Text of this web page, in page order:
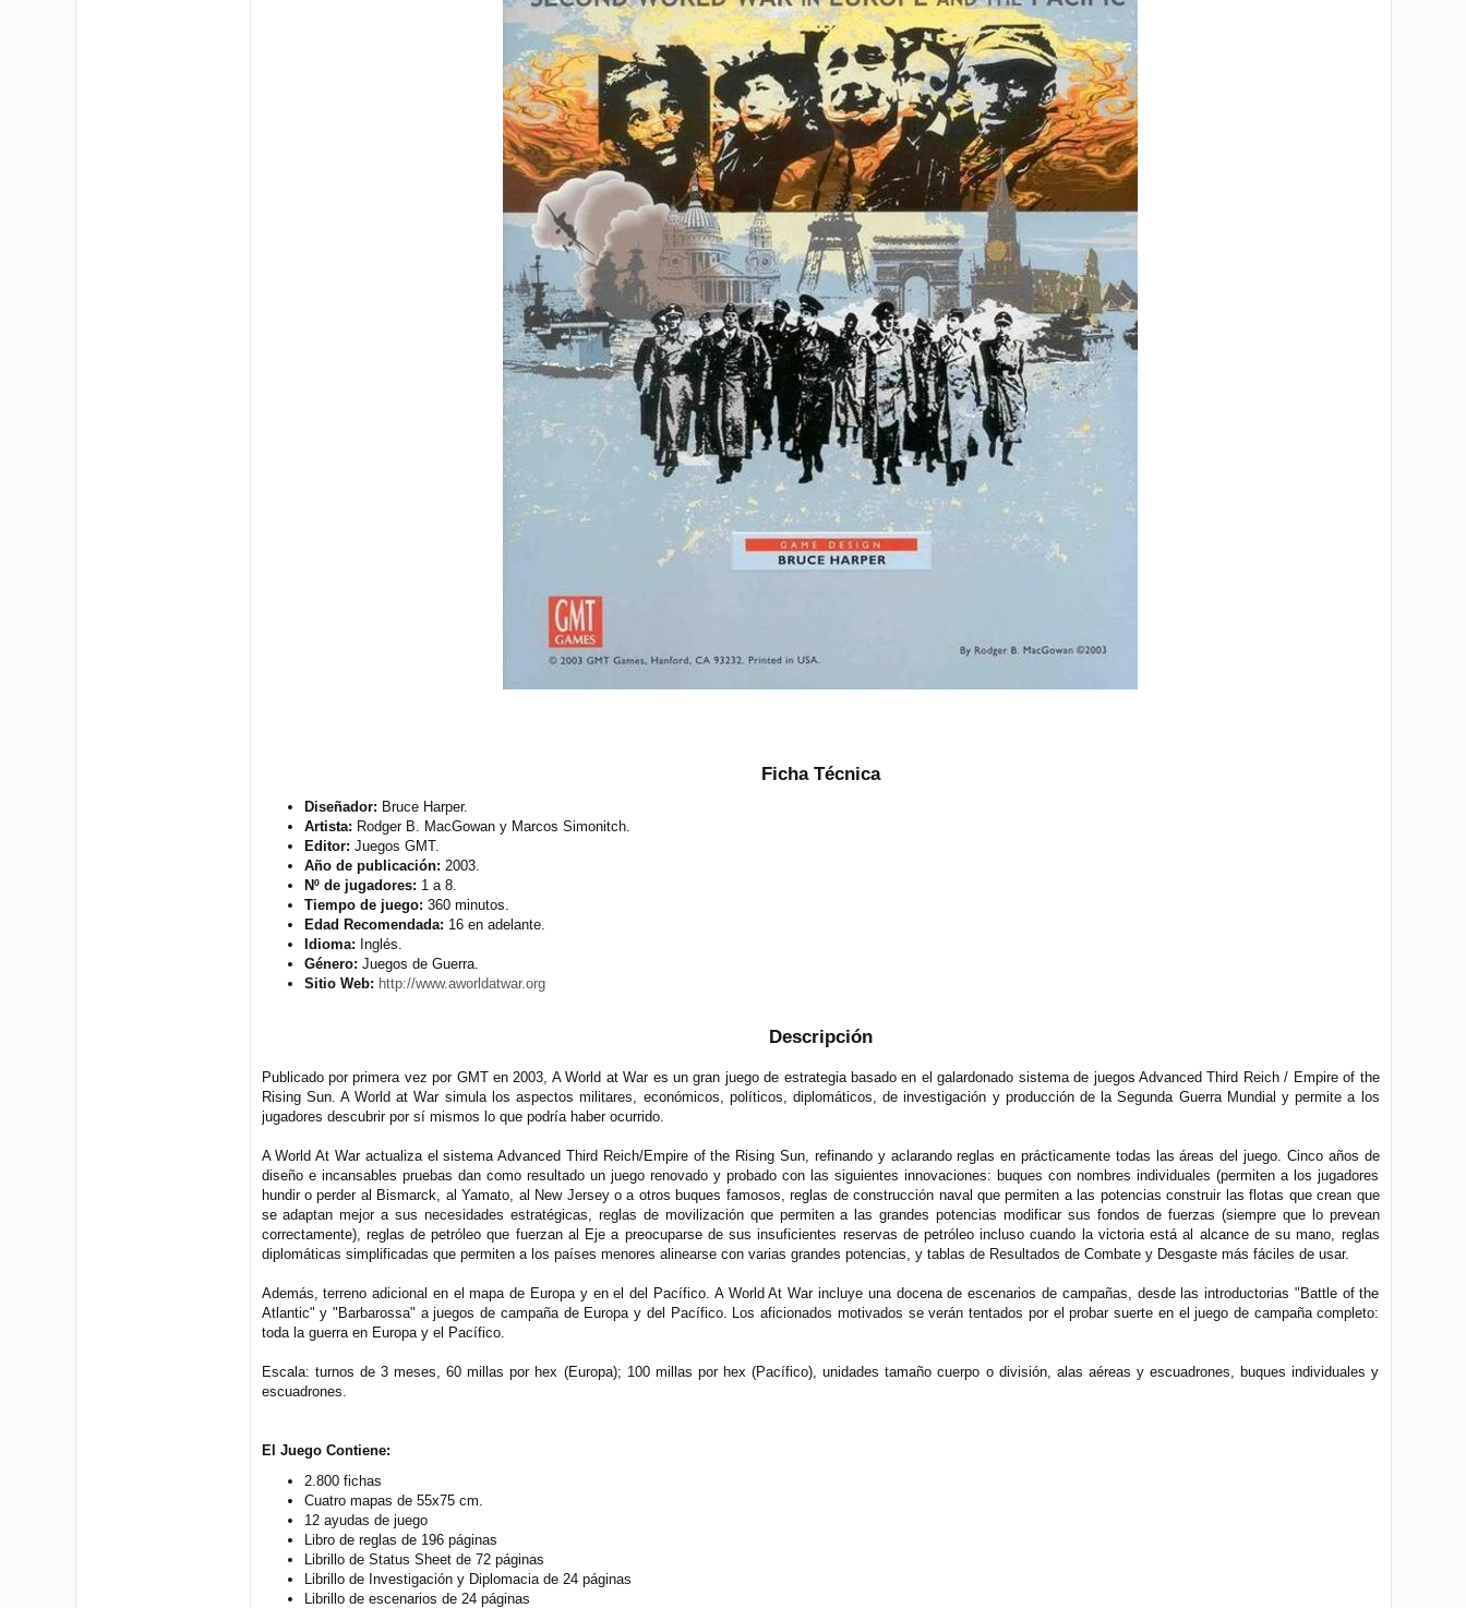
Ficha Técnica
Diseñador: Bruce Harper.
Artista: Rodger B. MacGowan y Marcos Simonitch.
Editor: Juegos GMT.
Año de publicación: 2003.
Nº de jugadores: 1 a 8.
Tiempo de juego: 360 minutos.
Edad Recomendada: 16 en adelante.
Idioma: Inglés.
Género: Juegos de Guerra.
Sitio Web: http://www.aworldatwar.org
Descripción
Publicado por primera vez por GMT en 2003, A World at War es un gran juego de estrategia basado en el galardonado sistema de juegos Advanced Third Reich / Empire of the
Rising Sun. A World at War simula los aspectos militares, económicos, políticos, diplomáticos, de investigación y producción de la Segunda Guerra Mundial y permite a los
jugadores descubrir por sí mismos lo que podría haber ocurrido.
A World At War actualiza el sistema Advanced Third Reich/Empire of the Rising Sun, refinando y aclarando reglas en prácticamente todas las áreas del juego. Cinco años de
diseño e incansables pruebas dan como resultado un juego renovado y probado con las siguientes innovaciones: buques con nombres individuales (permiten a los jugadores
hundir o perder al Bismarck, al Yamato, al New Jersey o a otros buques famosos, reglas de construcción naval que permiten a las potencias construir las flotas que crean que
se adaptan mejor a sus necesidades estratégicas, reglas de movilización que permiten a las grandes potencias modificar sus fondos de fuerzas (siempre que lo prevean
correctamente), reglas de petróleo que fuerzan al Eje a preocuparse de sus insuficientes reservas de petróleo incluso cuando la victoria está al alcance de su mano, reglas
diplomáticas simplificadas que permiten a los países menores alinearse con varias grandes potencias, y tablas de Resultados de Combate y Desgaste más fáciles de usar.
Además, terreno adicional en el mapa de Europa y en el del Pacífico. A World At War incluye una docena de escenarios de campañas, desde las introductorias "Battle of the
Atlantic" y "Barbarossa" a juegos de campaña de Europa y del Pacífico. Los aficionados motivados se verán tentados por el probar suerte en el juego de campaña completo:
toda la guerra en Europa y el Pacífico.
Escala: turnos de 3 meses, 60 millas por hex (Europa); 100 millas por hex (Pacífico), unidades tamaño cuerpo o división, alas aéreas y escuadrones, buques individuales y
escuadrones.
El Juego Contiene:
2.800 fichas
Cuatro mapas de 55x75 cm.
12 ayudas de juego
Libro de reglas de 196 páginas
Librillo de Status Sheet de 72 páginas
Librillo de Investigación y Diplomacia de 24 páginas
Librillo de escenarios de 24 páginas